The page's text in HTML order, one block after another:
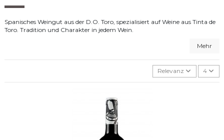
Spanisches Weingut aus der D.O. Toro, spezialisiert auf Weine aus Tinta de
Toro. Tradition und Charakter in jedem Wein.
Mehr
Relevanz 4